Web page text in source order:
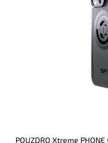
POUZDRO Xtreme PHONE